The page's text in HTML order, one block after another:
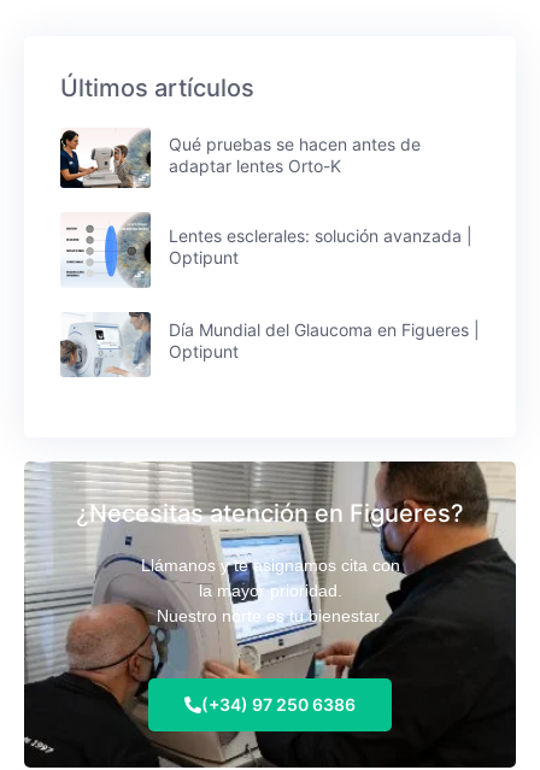
Últimos artículos
Qué pruebas se hacen antes de
adaptar lentes Orto-K
Lentes esclerales: solución avanzada |
Optipunt
Día Mundial del Glaucoma en Figueres |
Optipunt
¿Necesitas atención en Figueres?
Llámanos y te asignamos cita con
la mayor prioridad.
Nuestro norte es tu bienestar.
(+34) 97 250 6386